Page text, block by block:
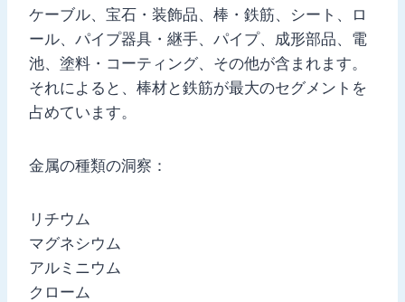
ケーブル、宝石・装飾品、棒・鉄筋、シート、ロ
ール、パイプ器具・継手、パイプ、成形部品、電
池、塗料・コーティング、その他が含まれます。
それによると、棒材と鉄筋が最大のセグメントを
占めています。
金属の種類の洞察：
リチウム
マグネシウム
アルミニウム
クローム